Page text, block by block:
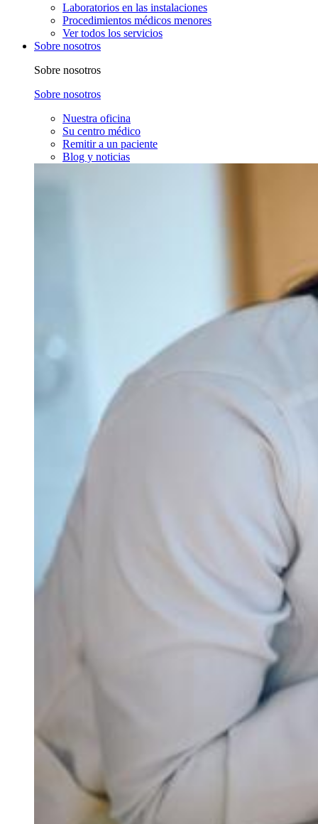
Laboratorios en las instalaciones
Procedimientos médicos menores
Ver todos los servicios
Sobre nosotros
Sobre nosotros
Sobre nosotros
Nuestra oficina
Su centro médico
Remitir a un paciente
Blog y noticias